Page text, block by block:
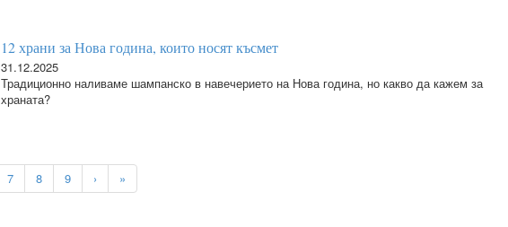
12 храни за Нова година, които носят късмет
31.12.2025
Традиционно наливаме шампанско в навечерието на Нова година, но какво да кажем за
храната?
7 8 9 › »